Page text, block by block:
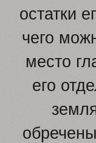
остатки
чего
место
его